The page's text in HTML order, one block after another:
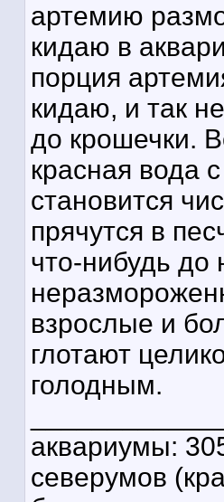
артемию
кидаю в
порция
кидаю, и так
до крошечки.
красная вода
становится
прячутся в
что-нибудь до
взрослые и
глотают
голодным.
аквариумы:
северумов